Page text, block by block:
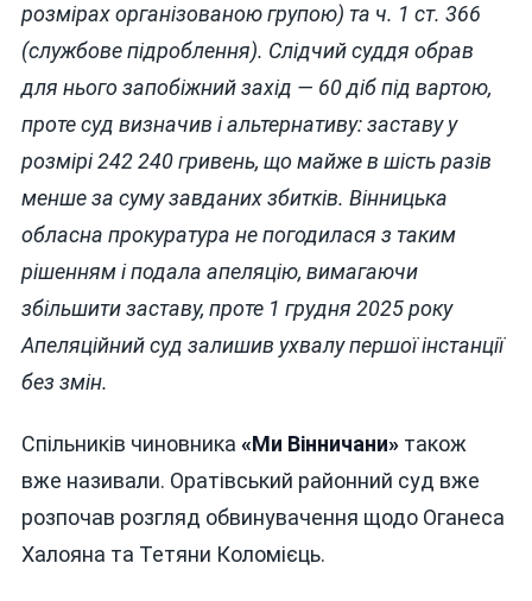
розмірах організованою групою) та ч. 1 ст. 366
(службове підроблення). Слідчий суддя обрав
для нього запобіжний захід — 60 діб під вартою,
проте суд визначив і альтернативу: заставу у
розмірі 242 240 гривень, що майже в шість разів
менше за суму завданих збитків. Вінницька
обласна прокуратура не погодилася з таким
рішенням і подала апеляцію, вимагаючи
збільшити заставу, проте 1 грудня 2025 року
Апеляційний суд залишив ухвалу першої інстанції
без змін.
Спільників чиновника «Ми Вінничани»також
вже називали. Оратівський районний суд вже
розпочав розгляд обвинувачення щодо Оганеса
Халояна та Тетяни Коломієць.